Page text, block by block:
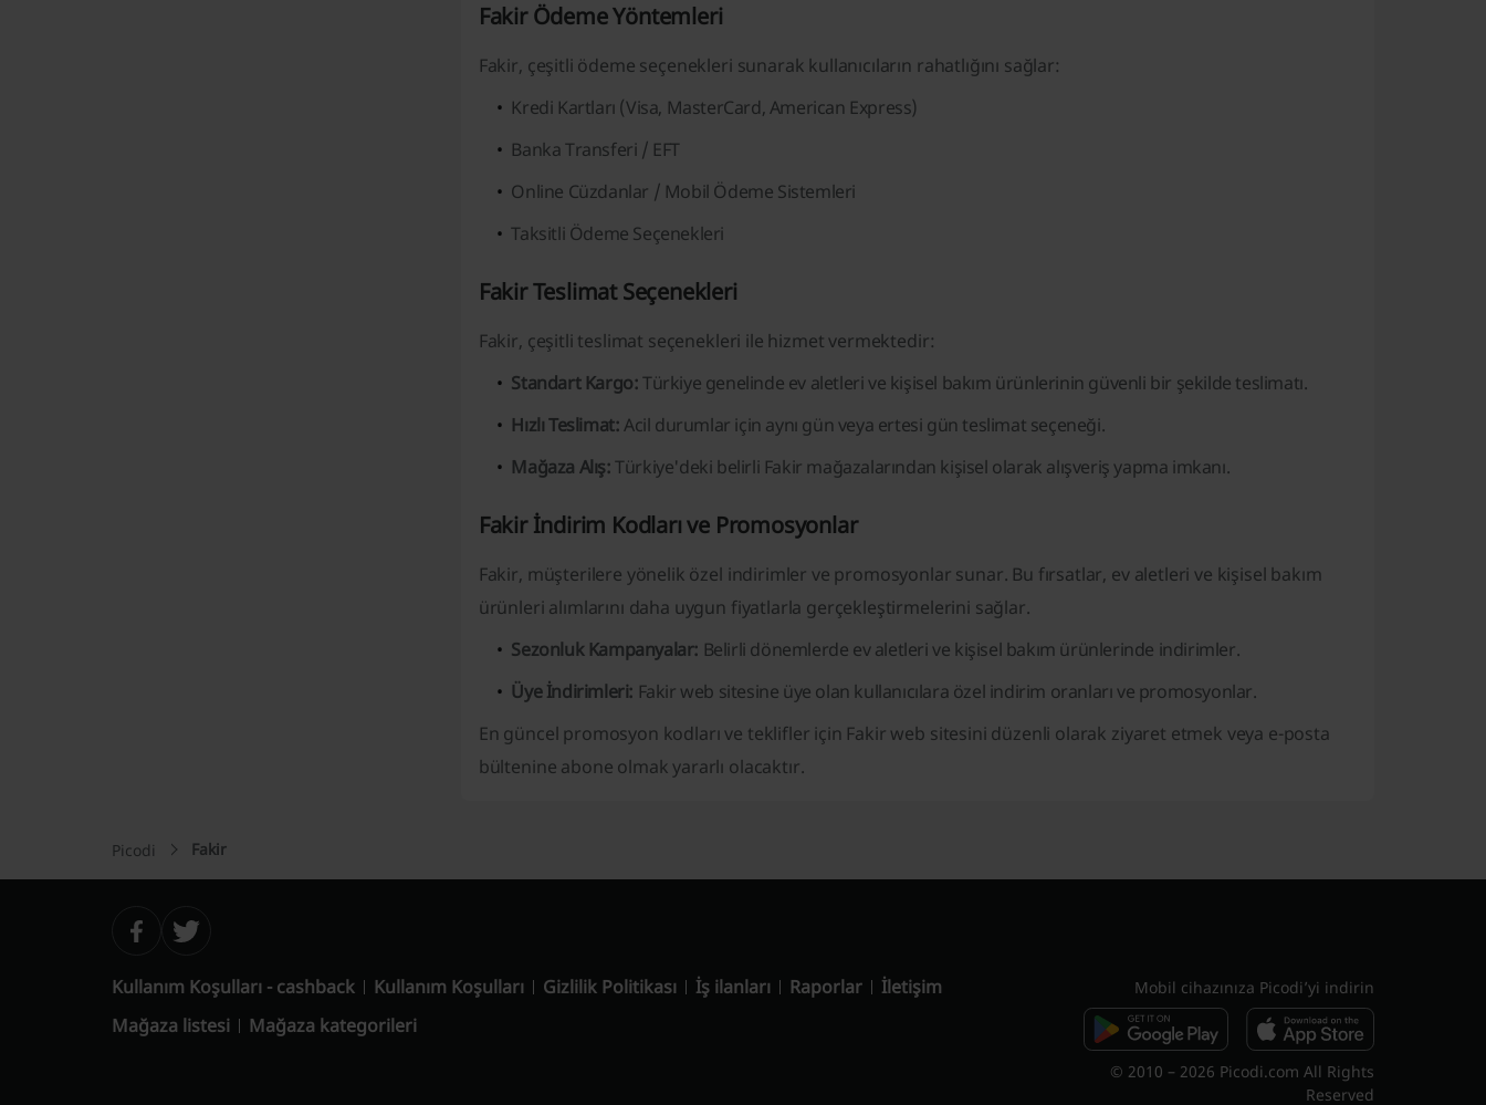
Fakir Ödeme Yöntemleri
Fakir, çeşitli ödeme seçenekleri sunarak kullanıcıların rahatlığını sağlar:
Kredi Kartları (Visa, MasterCard, American Express)
Banka Transferi / EFT
Online Cüzdanlar / Mobil Ödeme Sistemleri
Taksitli Ödeme Seçenekleri
Fakir Teslimat Seçenekleri
Fakir, çeşitli teslimat seçenekleri ile hizmet vermektedir:
Standart Kargo:Türkiye genelinde ev aletleri ve kişisel bakım ürünlerinin güvenli bir şekilde teslimatı.
Hızlı Teslimat:Acil durumlar için aynı gün veya ertesi gün teslimat seçeneği.
Mağaza Alış:Türkiye'deki belirli Fakir mağazalarından kişisel olarak alışveriş yapma imkanı.
Fakir İndirim Kodları ve Promosyonlar
Fakir, müşterilere yönelik özel indirimler ve promosyonlar sunar. Bu fırsatlar, ev aletleri ve kişisel bakım
ürünleri alımlarını daha uygun fiyatlarla gerçekleştirmelerini sağlar.
Sezonluk Kampanyalar: Belirli dönemlerde ev aletleri ve kişisel bakım ürünlerinde indirimler.
Üye İndirimleri: Fakir web sitesine üye olan kullanıcılara özel indirim oranları ve promosyonlar.
En güncel promosyon kodları ve teklifler için Fakir web sitesini düzenli olarak ziyaret etmek veya e-posta
bültenine abone olmak yararlı olacaktır.
Picodi Fakir
Kullanım Koşulları - cashback Kullanım Koşulları Gizlilik Politikası İş ilanları Raporlar
İletişim
Mağaza listesi
Mağaza kategorileri
Mobil cihazınıza Picodi’yi indirin
© 2010 – 2026 Picodi.com All Rights
Reserved